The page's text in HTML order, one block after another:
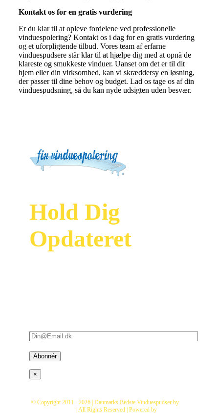
Kontakt os for en gratis vurdering
Er du klar til at opleve fordelene ved professionelle
vinduespolering? Kontakt os i dag for en gratis vurdering
og et uforpligtende tilbud. Vores team af erfarne
vinduespudsere står klar til at hjælpe dig med at opnå de
klareste og smukkeste vinduer. Uanset om det er til dit
hjem eller din virksomhed, kan vi skræddersy en løsning,
der passer til dine behov og budget. Lad os tage os af din
vinduespudsning, så du kan nyde udsigten uden besvær.
Hold Dig
Opdateret
×
© Copyright 2011 - 2026 | Danmarks Bedste Vinduespudser by
| All Rights Reserved | Powered by